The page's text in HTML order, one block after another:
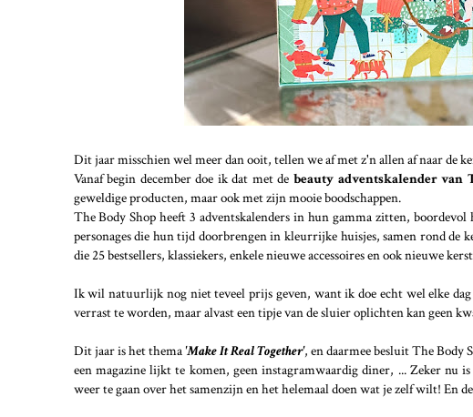
Dit jaar misschien wel meer dan ooit, tellen we af met z'n allen af naar de
Vanaf begin december doe ik dat met de beauty adventskalender van
geweldige producten, maar ook met zijn mooie boodschappen.
The Body Shop heeft 3 adventskalenders in hun gamma zitten,
personages die hun tijd doorbrengen in kleurrijke huisjes, samen rond de
die 25 bestsellers, klassiekers, enkele nieuwe accessoires en ook nieuwe
Ik wil natuurlijk nog niet teveel prijs geven, want ik doe echt wel elke
verrast te worden, maar alvast een tipje van de sluier oplichten kan geen
Dit jaar is het thema'Make It Real Together', en daarmee besluit The Body
een magazine lijkt te komen, geen instagramwaardig diner, ... Zeker nu
weer te gaan over het samenzijn en het helemaal doen wat je zelf wilt! En